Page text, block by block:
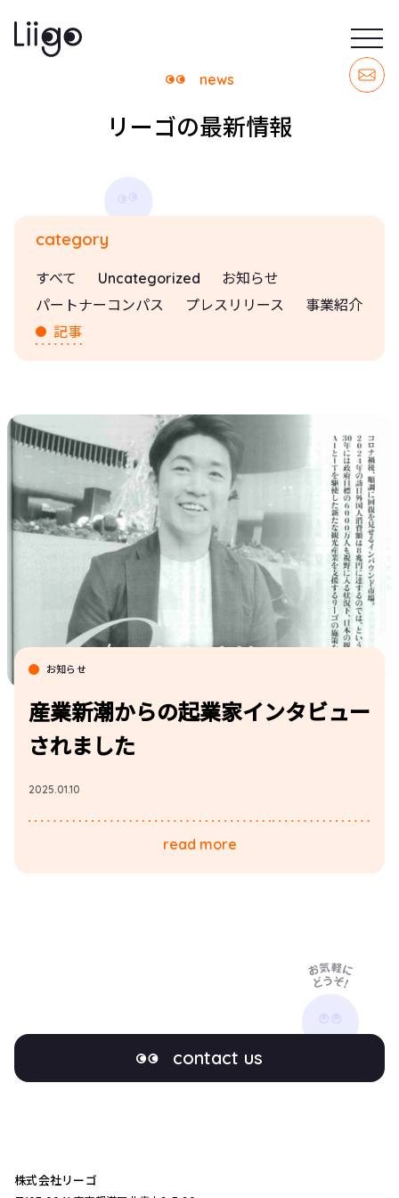
news
リーゴの最新情報
category
すべて Uncategorized
お知らせ
パートナーコンパス
プレスリリース
事業紹介
記事
お知らせ
産業新潮からの起業家インタビュー
されました
2025.01.10
read more
contact us
株式会社リーゴ